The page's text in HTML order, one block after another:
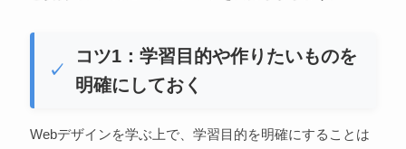
コツ1：学習目的や作りたいものを
明確にしておく
Webデザインを学ぶ上で、学習目的を明確にすることは